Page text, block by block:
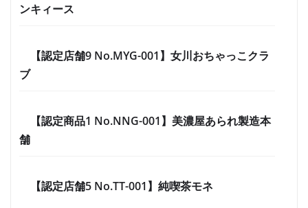
ンキィース
【認定店舗9 No.MYG-001】女川おちゃっこクラ
ブ
【認定商品1 No.NNG-001】美濃屋あられ製造本
舗
【認定店舗5 No.TT-001】純喫茶モネ